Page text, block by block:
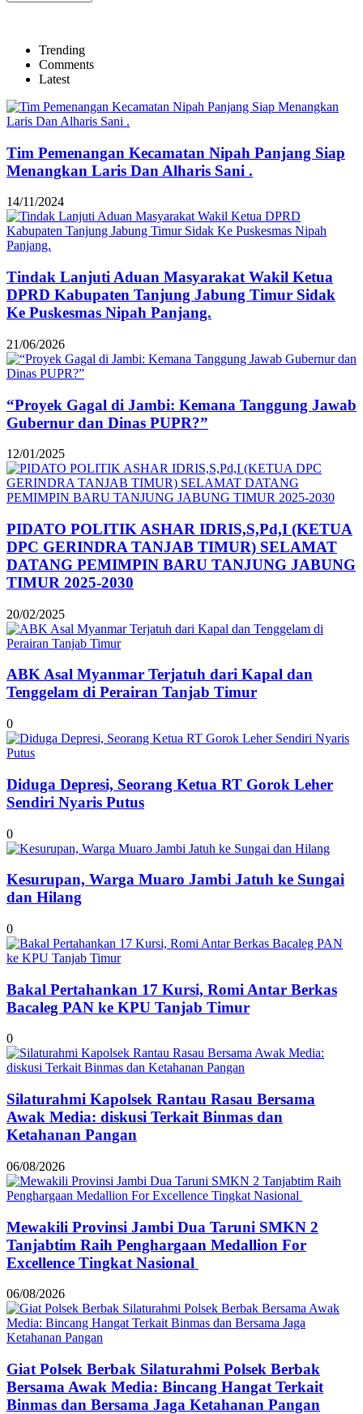
Trending
Comments
Latest
Tim Pemenangan Kecamatan Nipah Panjang Siap
Menangkan Laris Dan Alharis Sani .
14/11/2024
Tindak Lanjuti Aduan Masyarakat Wakil Ketua
DPRD Kabupaten Tanjung Jabung Timur Sidak
Ke Puskesmas Nipah Panjang.
21/06/2026
“Proyek Gagal di Jambi: Kemana Tanggung Jawab
Gubernur dan Dinas PUPR?”
12/01/2025
PIDATO POLITIK ASHAR IDRIS,S,Pd,I (KETUA
DPC GERINDRA TANJAB TIMUR) SELAMAT
DATANG PEMIMPIN BARU TANJUNG JABUNG
TIMUR 2025-2030
20/02/2025
ABK Asal Myanmar Terjatuh dari Kapal dan
Tenggelam di Perairan Tanjab Timur
0
Diduga Depresi, Seorang Ketua RT Gorok Leher
Sendiri Nyaris Putus
0
Kesurupan, Warga Muaro Jambi Jatuh ke Sungai
dan Hilang
0
Bakal Pertahankan 17 Kursi, Romi Antar Berkas
Bacaleg PAN ke KPU Tanjab Timur
0
Silaturahmi Kapolsek Rantau Rasau Bersama
Awak Media: diskusi Terkait Binmas dan
Ketahanan Pangan
06/08/2026
Mewakili Provinsi Jambi Dua Taruni SMKN 2
Tanjabtim Raih Penghargaan Medallion For
Excellence Tingkat Nasional
06/08/2026
Giat Polsek Berbak Silaturahmi Polsek Berbak
Bersama Awak Media: Bincang Hangat Terkait
Binmas dan Bersama Jaga Ketahanan Pangan